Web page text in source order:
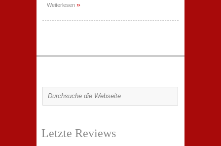
Weiterlesen »
Letzte Reviews